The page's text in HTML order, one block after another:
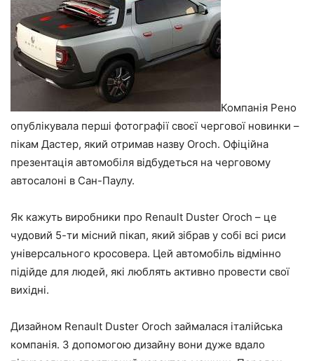
Компанія Рено
опублікувала перші фотографії своєї чергової новинки –
пікам Дастер, який отримав назву Oroch. Офіційна
презентація автомобіля відбудеться на черговому
автосалоні в Сан-Паулу.
Як кажуть виробники про Renault Duster Oroch – це
чудовий 5-ти місний пікап, який зібрав у собі всі риси
універсального кросовера. Цей автомобіль відмінно
підійде для людей, які люблять активно провести свої
вихідні.
Дизайном Renault Duster Oroch займалася італійська
компанія. З допомогою дизайну вони дуже вдало